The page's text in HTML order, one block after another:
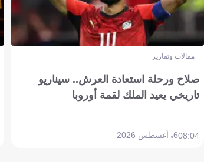
مقالات وتقارير
صلاح ورحلة استعادة العرش.. سيناريو
تاريخي يعيد الملك لقمة أوروبا
08:046 أغسطس 2026